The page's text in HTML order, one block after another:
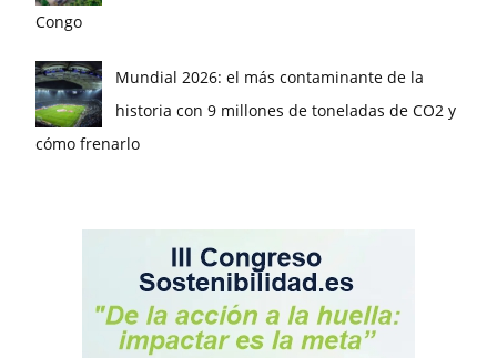
Congo
Mundial 2026: el más contaminante de la
historia con 9 millones de toneladas de CO2 y
cómo frenarlo